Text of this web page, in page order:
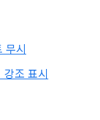
시
조 표시